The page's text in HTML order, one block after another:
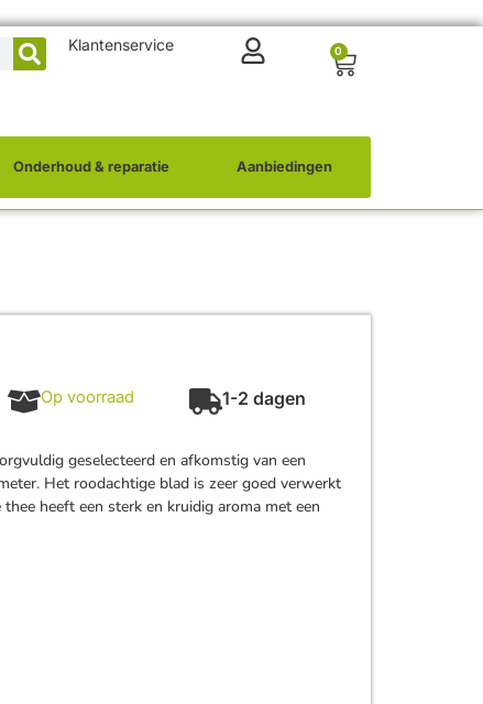
Klantenservice 0
Onderhoud & reparatie Aanbiedingen
Op voorraad 1-2 dagen
geselecteerd en afkomstig van een
Het roodachtige blad is zeer goed verwerkt
heeft een sterk en kruidig aroma met een